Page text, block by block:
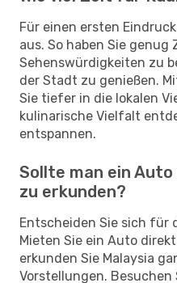
Für einen ersten
aus. So haben Sie
Sehenswürdigkeiten zu
der Stadt zu genießen.
Sie tiefer in die lokalen
kulinarische Vielfalt
entspannen.
Sollte man ein
zu erkunden?
Entscheiden Sie sich für
Mieten Sie ein Auto
erkunden Sie Malaysia
Vorstellungen.